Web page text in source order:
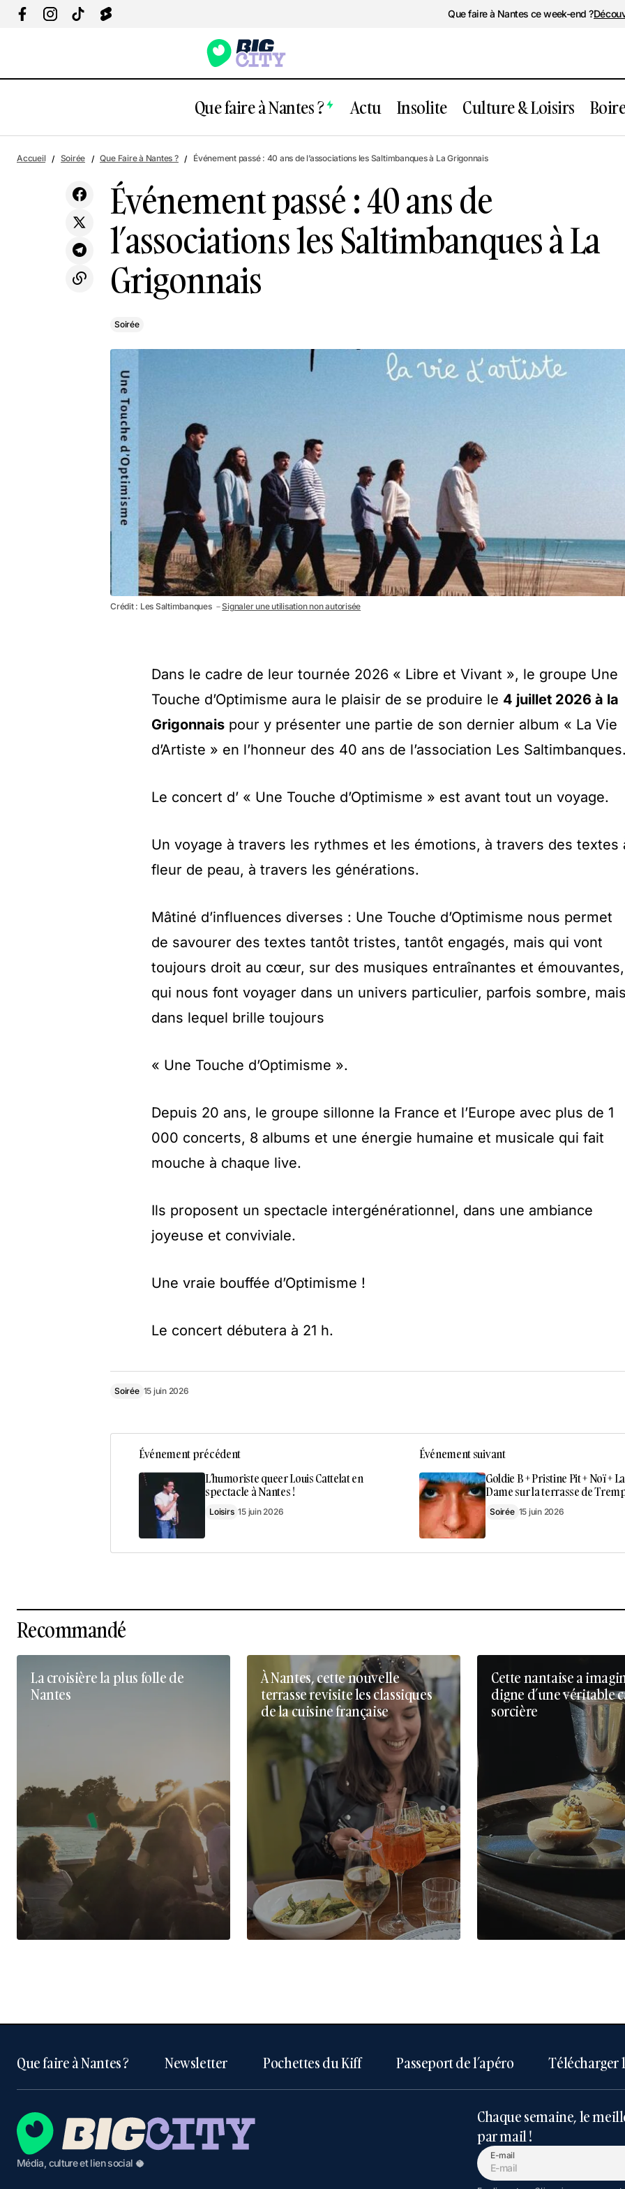
Que faire à Nantes ce week-end ?
Que faire à Nantes ? Actu Insolite Culture & Loisirs
Visites du tumulus de Dissignac Soirée Événement passé : 40 ans de l’associations les
Accueil Soirée Que Faire à Nantes ? Événement passé : 40 ans de l’associations les Saltimbanques à La Grigonnais
Événement passé : 40 ans de
l’associations les Saltimbanques à La
Grigonnais
Soirée
Crédit : Les Saltimbanques －Signaler une utilisation non autorisée
Dans le cadre de leur tournée 2026 « Libre et Vivant », le groupe Une
Touche d’Optimisme aura le plaisir de se produire le 4 juillet 2026 à la
Grigonnais pour y présenter une partie de son dernier album « La Vie
d’Artiste » en l’honneur des 40 ans de l’association Les
Le concert d’ « Une Touche d’Optimisme » est avant tout un voyage.
Un voyage à travers les rythmes et les émotions, à travers des textes
fleur de peau, à travers les générations.
Mâtiné d’influences diverses : Une Touche d’Optimisme nous permet
de savourer des textes tantôt tristes, tantôt engagés, mais qui vont
toujours droit au cœur, sur des musiques entraînantes et émouvantes,
qui nous font voyager dans un univers particulier, parfois sombre,
dans lequel brille toujours
« Une Touche d’Optimisme ».
Depuis 20 ans, le groupe sillonne la France et l’Europe avec plus de 1
000 concerts, 8 albums et une énergie humaine et musicale qui fait
mouche à chaque live.
Ils proposent un spectacle intergénérationnel, dans une ambiance
joyeuse et conviviale.
Une vraie bouffée d’Optimisme !
Le concert débutera à 21 h.
Soirée 15 juin 2026
Événement précédent
L’humoriste queer Louis Cattelat en
spectacle à Nantes !
Loisirs 15 juin 2026
Événement suivant
Goldie B + Pristine Pit + Noï + La
Dame sur la terrasse de
Soirée 15 juin 2026
Recommandé
La croisière la plus folle de
Nantes
À Nantes, cette nouvelle
terrasse revisite les classiques
de la cuisine française
Cette nantaise a
digne d’une véritable
sorcière
Média, culture et lien social 🥥
Que faire à Nantes ? Newsletter Pochettes du Kiff Passeport de l’apéro Télécharger
Chaque semaine, le
par mail !
E-mail